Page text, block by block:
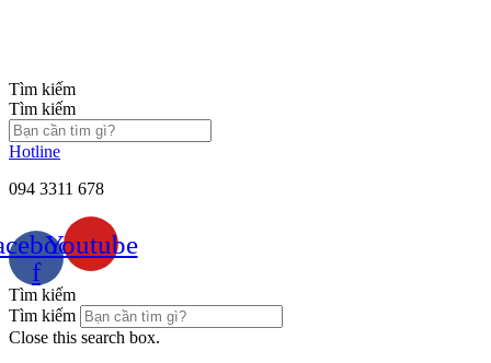
Tìm kiếm
Tìm kiếm
Hotline
094 3311 678
f
Youtube
Tìm kiếm
Tìm kiếm
Close this search box.